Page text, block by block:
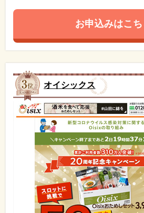
お申込みはこち
オイシックス